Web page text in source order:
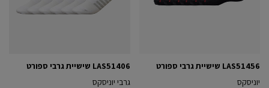
LAS51456 שישיית גרבי ספורט
יוניסקס
LAS51406 שישיית גרבי ספורט
גרבי יוניסקס